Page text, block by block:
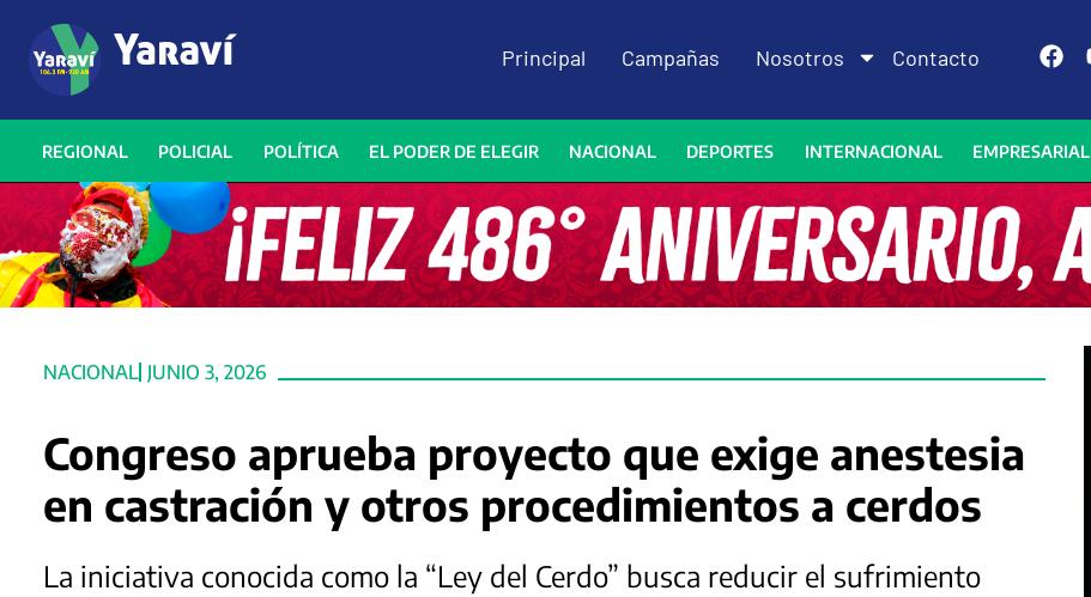
Principal Campañas Nosotros Contacto
REGIONAL POLICIAL POLÍTICA EL PODER DE ELEGIR NACIONAL DEPORTES INTERNACIONAL EMPRESARIAL
NACIONAL JUNIO 3, 2026
Congreso aprueba proyecto que exige anestesia
en castración y otros procedimientos a cerdos
La iniciativa conocida como la “Ley del Cerdo” busca reducir el sufrimiento